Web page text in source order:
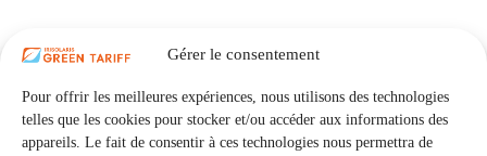
Gérer le consentement
Pour offrir les meilleures expériences, nous utilisons des technologies
telles que les cookies pour stocker et/ou accéder aux informations des
appareils. Le fait de consentir à ces technologies nous permettra de